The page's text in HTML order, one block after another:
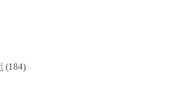
(184)